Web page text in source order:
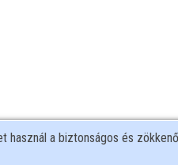
a biztonságos és